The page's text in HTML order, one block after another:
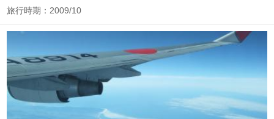
旅行時期：2009/10